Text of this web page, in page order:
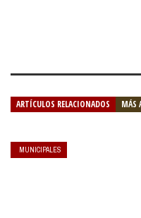
ARTÍCULOS RELACIONADOS MÁS
MUNICIPALES